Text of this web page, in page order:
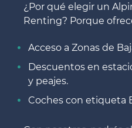
¿Por qué elegir un
Renting? Porque
Acceso a Zonas de
Descuentos en
y peajes.
Coches con etiqueta